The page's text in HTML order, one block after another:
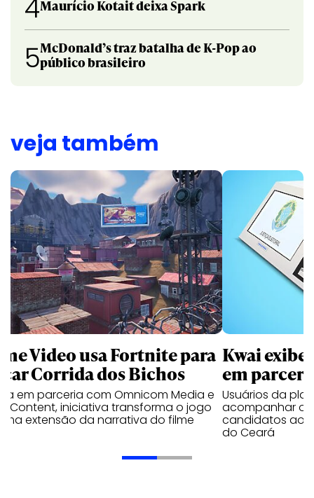
4Maurício Kotait deixa Spark
5McDonald’s traz batalha de K-Pop ao
público brasileiro
veja também
Video usa Fortnite para
Corrida dos Bichos
em parceria com Omnicom Media e
Content, iniciativa transforma o jogo
extensão da narrativa do filme
Kwai
em
Usuários da
acompanhar
candidatos aos
do Ceará